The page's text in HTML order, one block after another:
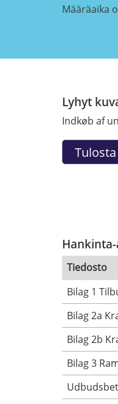
Määräaika
Lyhyt
Indkøb af
Tiedosto
Bilag 1
Bilag 2a
Bilag 2b
Bilag 3